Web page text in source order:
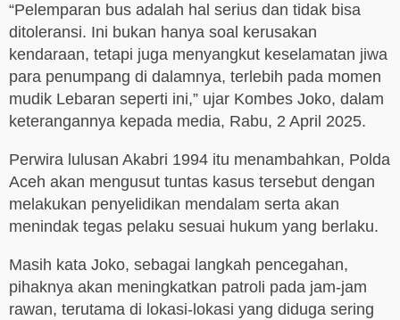
“Pelemparan bus adalah hal serius dan tidak bisa
ditoleransi. Ini bukan hanya soal kerusakan
kendaraan, tetapi juga menyangkut keselamatan jiwa
para penumpang di dalamnya, terlebih pada momen
mudik Lebaran seperti ini,” ujar Kombes Joko, dalam
keterangannya kepada media, Rabu, 2 April 2025.
Perwira lulusan Akabri 1994 itu menambahkan, Polda
Aceh akan mengusut tuntas kasus tersebut dengan
melakukan penyelidikan mendalam serta akan
menindak tegas pelaku sesuai hukum yang berlaku.
Masih kata Joko, sebagai langkah pencegahan,
pihaknya akan meningkatkan patroli pada jam-jam
rawan, terutama di lokasi-lokasi yang diduga sering